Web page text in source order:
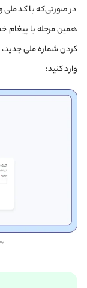
در صورتی‌که با کد ملی
همین مرحله با پیغام
کردن شماره ملی جدید،
وارد کنید: